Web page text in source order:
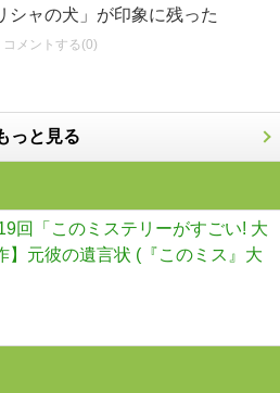
シャの犬」が印象に残った
コメントする(0)
っと見る
回「このミステリーがすごい! 大
】元彼の遺言状 (『このミス』大